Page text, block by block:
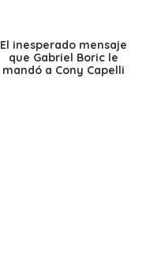
El inesperado mensaje
que Gabriel Boric le
mandó a Cony Capelli